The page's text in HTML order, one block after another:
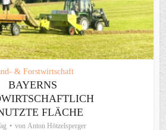
& Forstwirtschaft
BAYERNS
FLÄCHE
von Anton Hötzelsperger